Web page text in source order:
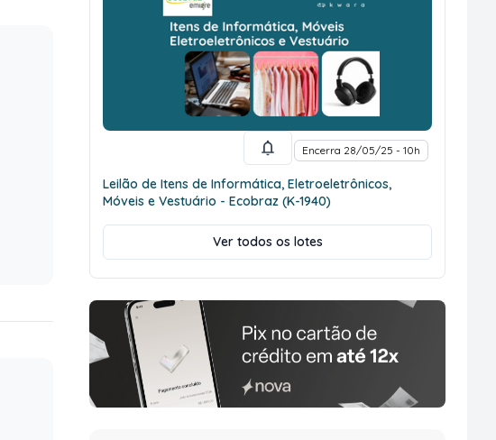
Encerra 28/05/25 - 10h
Leilão de Itens de Informática, Eletroeletrônicos,
Móveis e Vestuário - Ecobraz (K-1940)
Ver todos os lotes